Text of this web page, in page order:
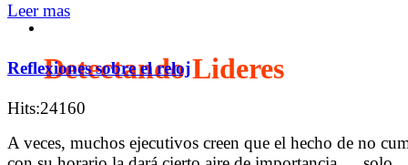
Detectando Lideres
Leer mas
Reflexiones sobre el reloj
Hits:24160
A veces, muchos ejecutivos creen que el hecho de no